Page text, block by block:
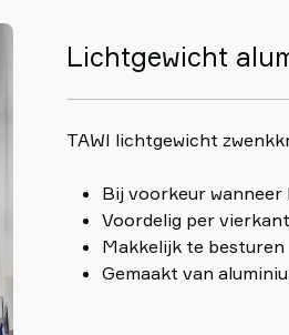
Lichtgewicht
TAWI lichtgewicht
Bij voorkeur
Voordelig per
Makkelijk te besturen
Gemaakt van